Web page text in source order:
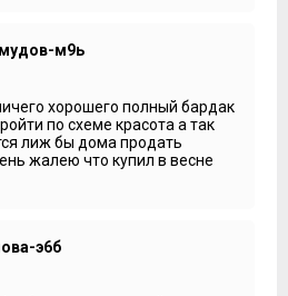
Расскажите о 22 маршруте. Куда
станции по всему городу, до
можно доехать до
Расписание есть.
м9ь
хорошего полный бардак
по схеме красота а так
лиж бы дома продать
жалею что купил в весне
э6б